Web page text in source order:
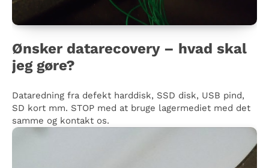
Ønsker datarecovery – hvad skal
jeg gøre?
Dataredning fra defekt harddisk, SSD disk, USB pind,
SD kort mm. STOP med at bruge lagermediet med det
samme og kontakt os.